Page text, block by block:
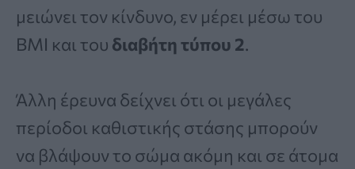
μειώνει τον κίνδυνο, εν μέρει μέσω του
BMI και του διαβήτη τύπου 2.
Άλλη έρευνα δείχνει ότι οι μεγάλες
περίοδοι καθιστικής στάσης μπορούν
να βλάψουν το σώμα ακόμη και σε άτομα